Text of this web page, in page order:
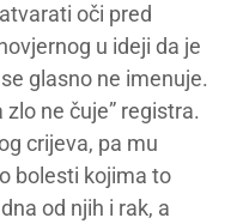
oči pred
u ideji da je
glasno ne imenuje.
ne čuje” registra.
crijeva, pa mu
bolesti kojima to
od njih i rak, a